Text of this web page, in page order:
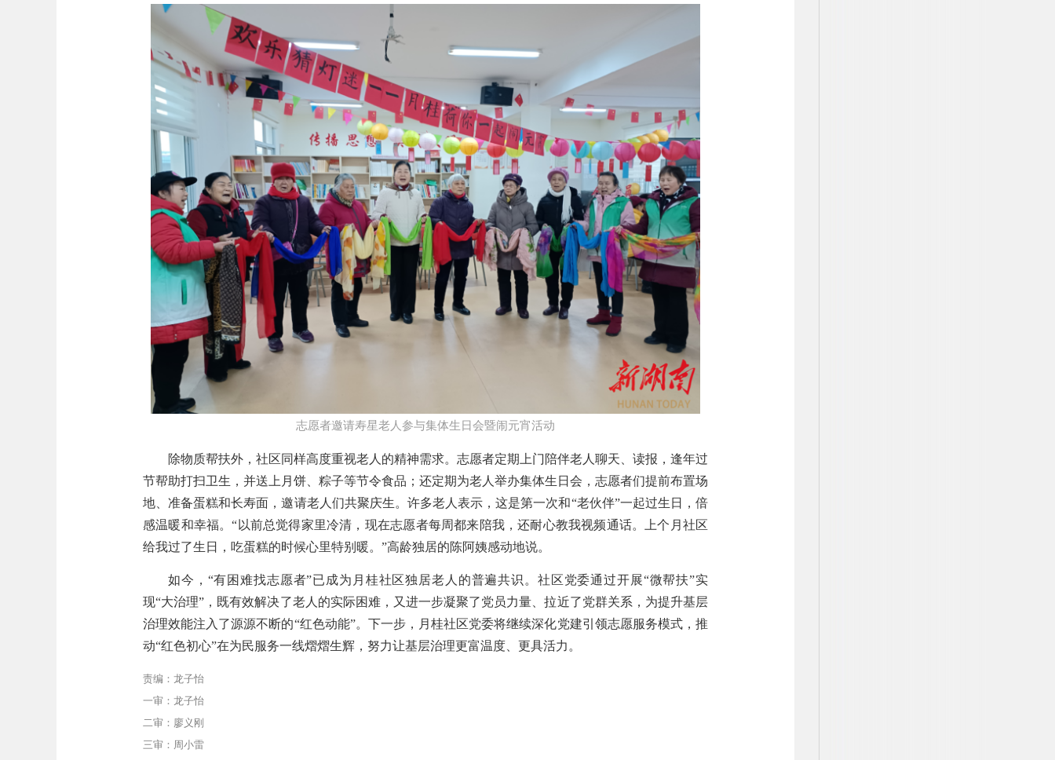
志愿者邀请寿星老人参与集体生日会暨闹元宵活动
除物质帮扶外，社区同样高度重视老人的精神需求。志愿者定期上门陪伴老人聊天、读报，逢年过
节帮助打扫卫生，并送上月饼、粽子等节令食品；还定期为老人举办集体生日会，志愿者们提前布置场
地、准备蛋糕和长寿面，邀请老人们共聚庆生。许多老人表示，这是第一次和“老伙伴”一起过生日，倍
感温暖和幸福。“以前总觉得家里冷清，现在志愿者每周都来陪我，还耐心教我视频通话。上个月社区
给我过了生日，吃蛋糕的时候心里特别暖。”高龄独居的陈阿姨感动地说。
如今，“有困难找志愿者”已成为月桂社区独居老人的普遍共识。社区党委通过开展“微帮扶”实
现“大治理”，既有效解决了老人的实际困难，又进一步凝聚了党员力量、拉近了党群关系，为提升基层
治理效能注入了源源不断的“红色动能”。下一步，月桂社区党委将继续深化党建引领志愿服务模式，推
动“红色初心”在为民服务一线熠熠生辉，努力让基层治理更富温度、更具活力。
责编：龙子怡
一审：龙子怡
二审：廖义刚
三审：周小雷